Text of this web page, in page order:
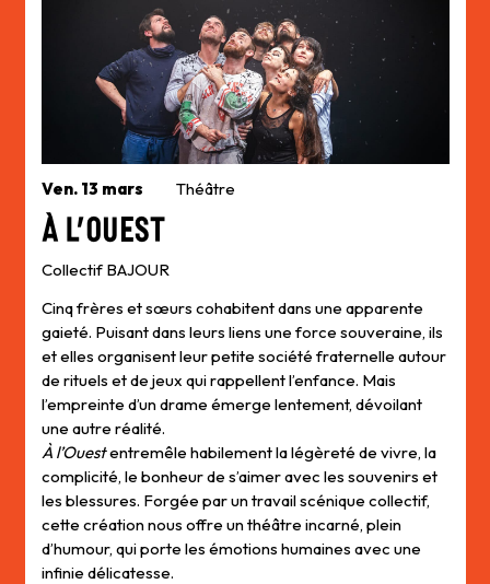
Ven. 13 mars Théâtre
À l’Ouest
Collectif BAJOUR
Cinq frères et sœurs cohabitent dans une apparente
gaieté. Puisant dans leurs liens une force souveraine, ils
et elles organisent leur petite société fraternelle autour
de rituels et de jeux qui rappellent l’enfance. Mais
l’empreinte d’un drame émerge lentement, dévoilant
une autre réalité.
À l’Ouestentremêle habilement la légèreté de vivre, la
complicité, le bonheur de s’aimer avec les souvenirs et
les blessures. Forgée par un travail scénique collectif,
cette création nous offre un théâtre incarné, plein
d’humour, qui porte les émotions humaines avec une
infinie délicatesse.